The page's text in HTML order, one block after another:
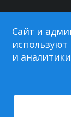
Авторские
Сайт и
и